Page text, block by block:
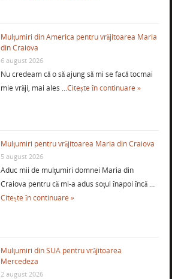
Mulţumiri din America pentru vrăjitoarea Maria
din Craiova
6 august 2026
Nu credeam că o să ajung să mi se facă tocmai
mie vrăji, mai ales …Citește în continuare »
Mulţumiri pentru vrăjitoarea Maria din Craiova
5 august 2026
Aduc mii de mulţumiri domnei Maria din
Craiova pentru că mi-a adus soţul înapoi încă …
Citește în continuare »
Mulţumiri din SUA pentru vrăjitoarea
Mercedeza
2 august 2026